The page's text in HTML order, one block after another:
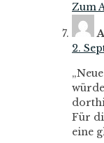
Zum
2.
Für
eine